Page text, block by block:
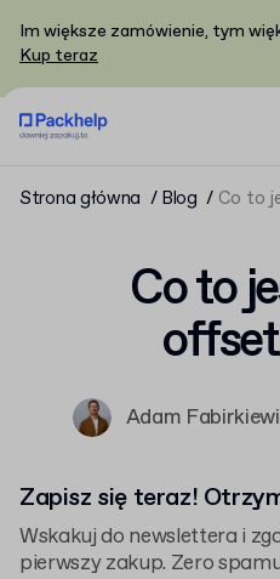
Im większe zamówienie, tym
Kup teraz
Strona główna Blog Co to
Co to
Adam
Zapisz się teraz!
Wskakuj do newslettera i
pierwszy zakup. Zero